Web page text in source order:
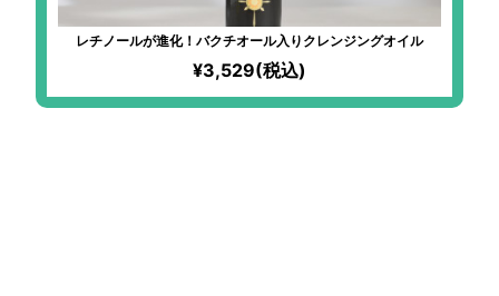
レチノールが進化！バクチオール入りクレンジングオイル
¥3,529(税込)